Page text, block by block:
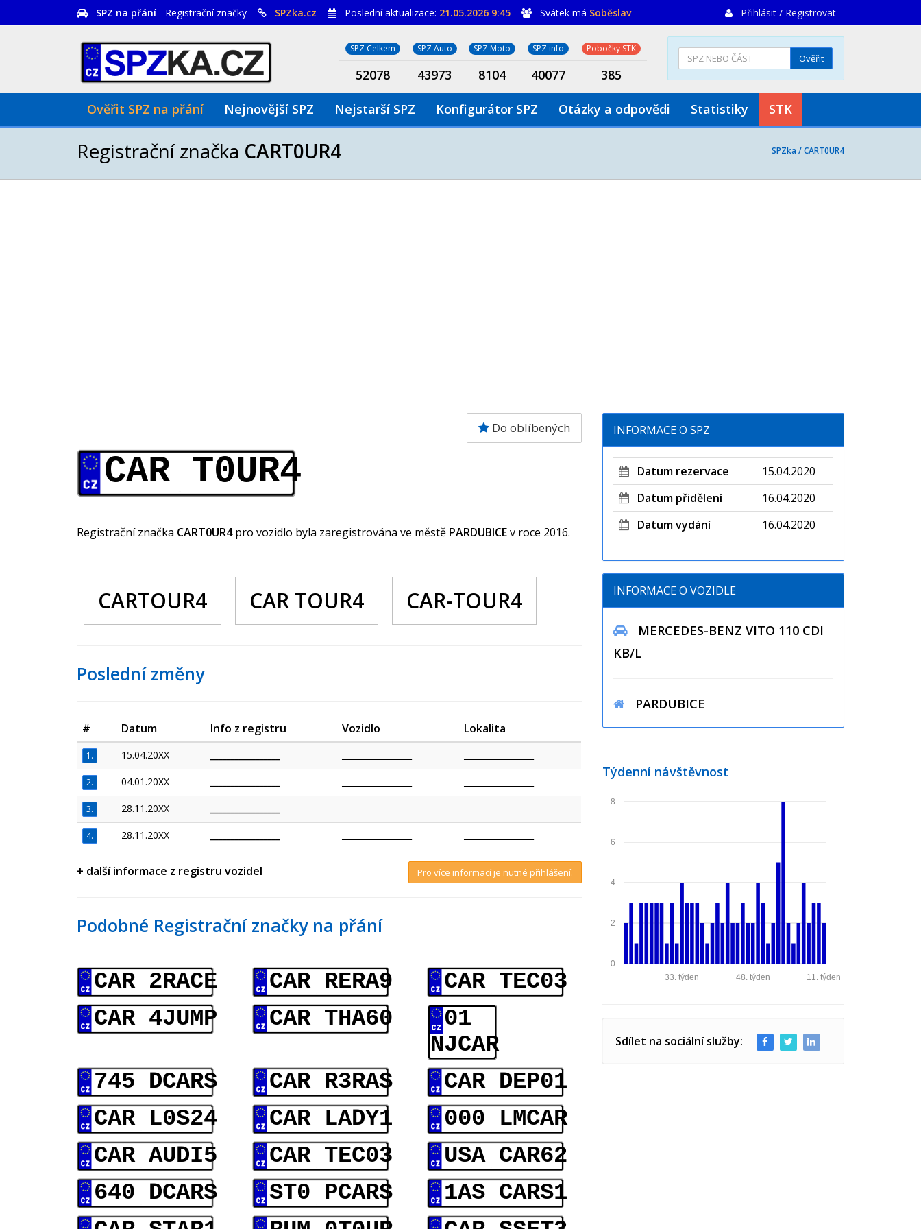
SPZ na přání - Registrační značky SPZka.cz Poslední aktualizace: 21.05.2026 9:45 Svátek má Soběslav Přihlásit / Registrovat
SPZ Celkem SPZ Auto SPZ Moto SPZ info Pobočky STK
52078 43973 8104 40077 385
Ověřit
Ověřit SPZ na přání Nejnovější SPZ Nejstarší SPZ Konfigurátor SPZ Otázky a odpovědi Statistiky STK
Registrační značka CART0UR4 SPZka /CART0UR4
Do oblíbených
CAR T0UR4
Registrační značka CART0UR4pro vozidlo byla zaregistrována ve městě PARDUBICEv roce 2016.
CARTOUR4 CAR TOUR4 CAR-TOUR4
Poslední změny
# Datum Info z registru Vozidlo Lokalita
1. 15.04.20XX
2. 04.01.20XX
3. 28.11.20XX
4. 28.11.20XX
+ další informace z registru vozidel Pro více informací je nutné přihlášení.
Podobné Registrační značky na přání
CAR 2RACE CAR RERA9
CAR TEC03
CAR 4JUMP
CAR THA60
01
NJCAR
745 DCARS
CAR R3RAS
CAR DEP01
CAR L0S24
CAR LADY1
000 LMCAR
CAR AUDI5
CAR TEC03
USA CAR62
640 DCARS
ST0 PCARS
1AS CARS1
INFORMACE O SPZ
Datum rezervace
15.04.2020
Datum přidělení
16.04.2020
Datum vydání
16.04.2020
INFORMACE O VOZIDLE
MERCEDES-BENZ VITO 110 CDI
KB/L
PARDUBICE
Týdenní návštěvnost
0
2
4
6
8
11. týden
48. týden
33. týden
Sdílet na sociální služby: